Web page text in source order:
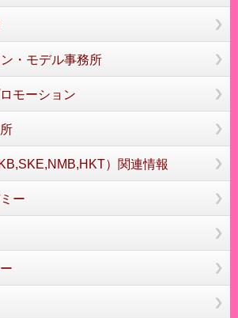
・モデル事務所
モーション
）関連情報
ー